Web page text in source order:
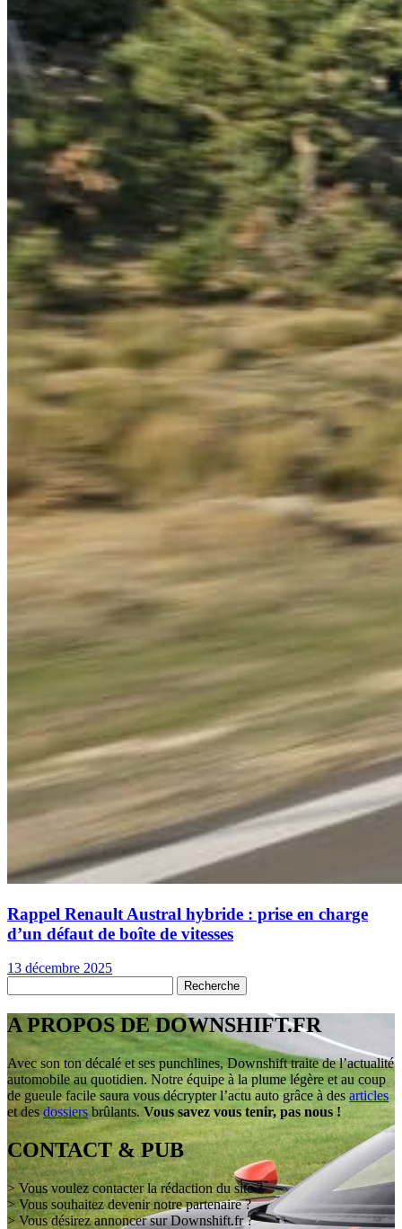
Rappel Renault Austral hybride : prise en charge
d’un défaut de boîte de vitesses
13 décembre 2025
A PROPOS DE DOWNSHIFT.FR
Avec son ton décalé et ses punchlines, Downshift traite de l’actualité
automobile au quotidien. Notre équipe à la plume légère et au coup
de gueule facile saura vous décrypter l’actu auto grâce à des articles
et des dossiers brûlants. Vous savez vous tenir, pas nous !
CONTACT & PUB
> Vous voulez contacter la rédaction du site ?
> Vous souhaitez devenir notre partenaire ?
> Vous désirez annoncer sur Downshift.fr ?